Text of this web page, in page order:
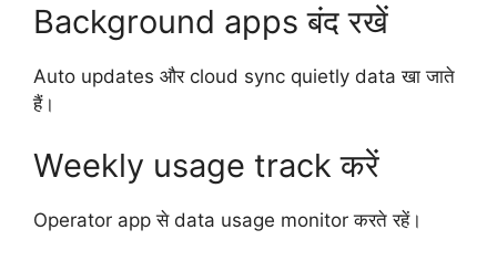
Background apps बंद रखें
Auto updates और cloud sync quietly data खा जाते
हैं।
Weekly usage track करें
Operator app से data usage monitor करते रहें।